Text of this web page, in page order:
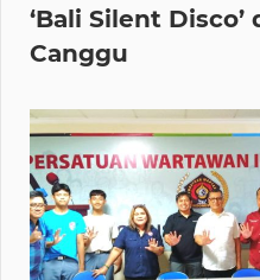
‘Bali Silent Disco’
Canggu